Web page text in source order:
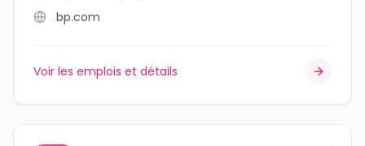
bp.com
Voir les emplois et détails